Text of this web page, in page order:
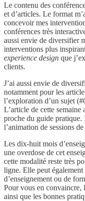
Le contenu des
et d’articles. Le format
concevoir mes
conférences très
aussi envie de diversifier
interventions plus
experience design que
clients.
J’ai aussi envie de
notamment pour les
l’exploration d’un sujet
L’article de cette
proche du guide pratique.
l’animation de sessions
Les dix-huit mois
une overdose de cet
cette modalité reste très
ligne. Elle peut
d’enseignement ou de
Pour vous en convaincre,
ainsi que les bonnes